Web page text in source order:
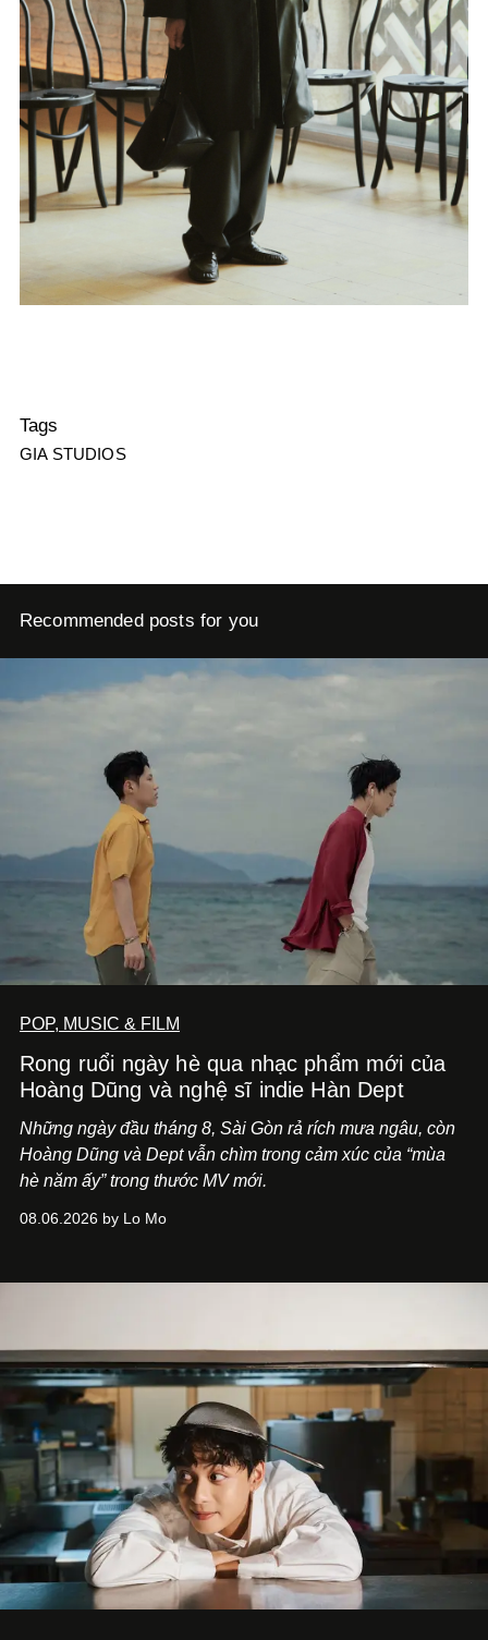
Tags
GIA STUDIOS
Recommended posts for you
POP, MUSIC & FILM
Rong ruổi ngày hè qua nhạc phẩm mới của
Hoàng Dũng và nghệ sĩ indie Hàn Dept
Những ngày đầu tháng 8, Sài Gòn rả rích mưa ngâu, còn
Hoàng Dũng và Dept vẫn chìm trong cảm xúc của “mùa
hè năm ấy” trong thước MV mới.
08.06.2026 by Lo Mo